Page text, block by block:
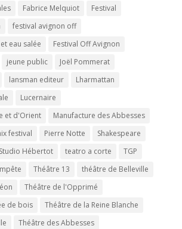
Fabrice Melquiot
Festival
festival avignon off
eau salée
Festival Off Avignon
jeune public
Joël Pommerat
lansman editeur
Lharmattan
Lucernaire
et d'Orient
Manufacture des Abbesses
festival Pierre Notte
Shakespeare
Studio Hébertot teatro a corte
TGP
Théâtre 13
théâtre de Belleville
Théâtre de l'Opprimé
de bois
Théâtre de la Reine Blanche
Théâtre des Abbesses